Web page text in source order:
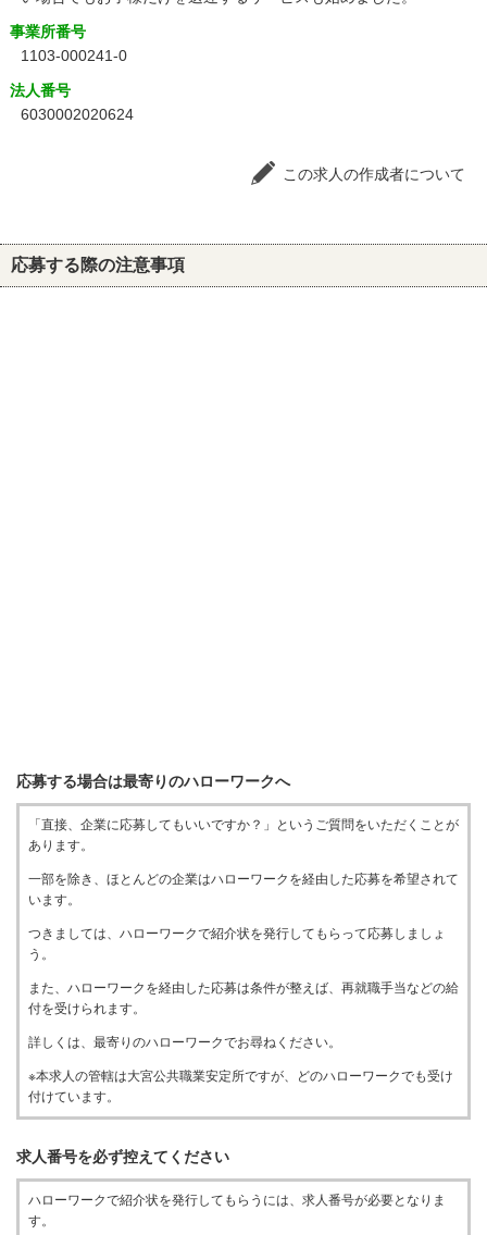
事業所番号
1103-000241-0
法人番号
6030002020624
この求人の作成者について
応募する際の注意事項
応募する場合は最寄りのハローワークへ
「直接、企業に応募してもいいですか？」というご質問をいただくことが
あります。
一部を除き、ほとんどの企業はハローワークを経由した応募を希望されて
います。
つきましては、ハローワークで紹介状を発行してもらって応募しましょ
う。
また、ハローワークを経由した応募は条件が整えば、再就職手当などの給
付を受けられます。
詳しくは、最寄りのハローワークでお尋ねください。
※本求人の管轄は大宮公共職業安定所ですが、どのハローワークでも受け
付けています。
求人番号を必ず控えてください
ハローワークで紹介状を発行してもらうには、求人番号が必要となりま
す。